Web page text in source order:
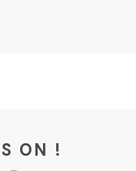
ON !